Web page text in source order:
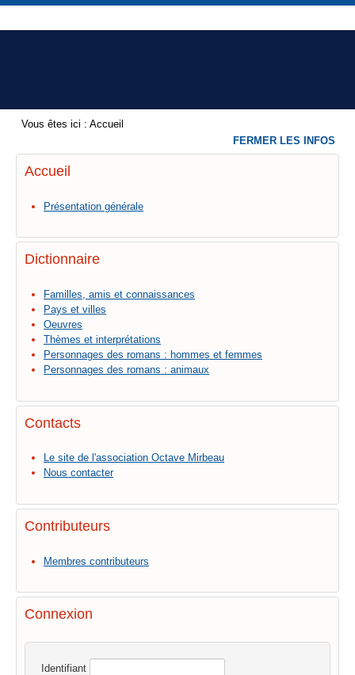
Vous êtes ici : Accueil
Accueil
Présentation générale
Dictionnaire
Familles, amis et connaissances
Pays et villes
Oeuvres
Thèmes et interprétations
Personnages des romans : hommes et femmes
Personnages des romans : animaux
Contacts
Le site de l'association Octave Mirbeau
Nous contacter
Contributeurs
Membres contributeurs
Connexion
Identifiant
FERMER LES INFOS